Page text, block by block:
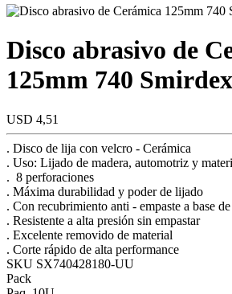
Disco abrasivo de
125mm 740 Smirdex
USD 4,51
. Disco de lija con velcro - Cerámica
. Uso: Lijado de madera, automotriz y
. 8 perforaciones
. Máxima durabilidad y poder de lijado
. Con recubrimiento anti - empaste a base de
. Resistente a alta presión sin empastar
. Excelente removido de material
. Corte rápido de alta performance
SKU SX740428180-UU
Pack